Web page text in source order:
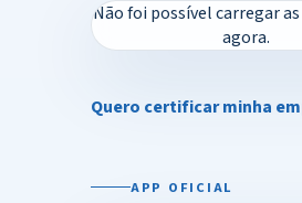
Não foi possível carregar
agora.
Quero certificar minha
APP OFICIAL